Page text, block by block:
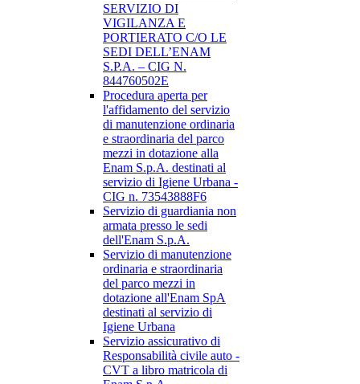
SERVIZIO DI
VIGILANZA E
PORTIERATO C/O LE
SEDI DELL’ENAM
S.P.A. – CIG N.
844760502E
Procedura aperta per
l'affidamento del servizio
di manutenzione ordinaria
e straordinaria del parco
mezzi in dotazione alla
Enam S.p.A. destinati al
servizio di Igiene Urbana -
CIG n. 73543888F6
Servizio di guardiania non
armata presso le sedi
dell'Enam S.p.A.
Servizio di manutenzione
ordinaria e straordinaria
del parco mezzi in
dotazione all'Enam SpA
destinati al servizio di
Igiene Urbana
Servizio assicurativo di
Responsabilità civile auto -
CVT a libro matricola di